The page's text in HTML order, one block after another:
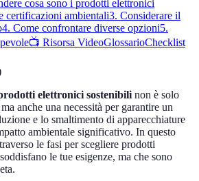
cosa sono i prodotti elettronici
certificazioni ambientali3. Considerare il
4. Come confrontare diverse opzioni5.
📺 Risorsa VideoGlossarioChecklist
elettronici sostenibilinon è solo
anche una necessità per garantire un
e lo smaltimento di apparecchiature
ambientale significativo. In questo
le fasi per scegliere prodotti
le tue esigenze, ma che sono